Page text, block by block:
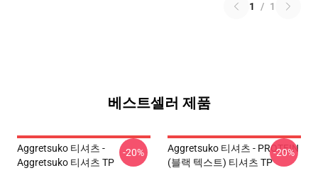
1 / 1
베스트셀러 제품
Aggretsuko 티셔츠 -
Aggretsuko 티셔츠 TP
-20%
Aggretsuko 티셔츠 - PROTEIN
(블랙 텍스트) 티셔츠 TP
-20%